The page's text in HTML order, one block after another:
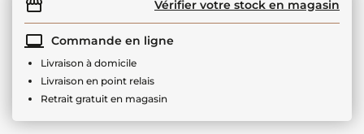
Vérifier votre stock en magasin
Commande en ligne
Livraison à domicile
Livraison en point relais
Retrait gratuit en magasin